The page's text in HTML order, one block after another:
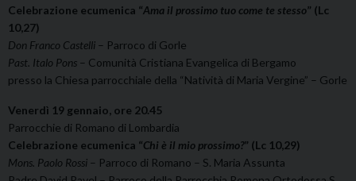
Celebrazione ecumenica “Ama il prossimo tuo come te stesso” (Lc
10,27)
Don Franco Castelli – Parroco di Gorle
Past. Italo Pons – Comunità Cristiana Evangelica di Bergamo
presso la Chiesa parrocchiale della “Natività di Maria Vergine” – Gorle
Venerdì 19 gennaio, ore 20.45
Parrocchie di Romano di Lombardia
Celebrazione ecumenica “Chi è il mio prossimo?” (Lc 10,29)
Mons. Paolo Rossi – Parroco di Romano – S. Maria Assunta